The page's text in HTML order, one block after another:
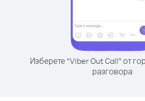
Изберете “Viber Out Call” от
разговора